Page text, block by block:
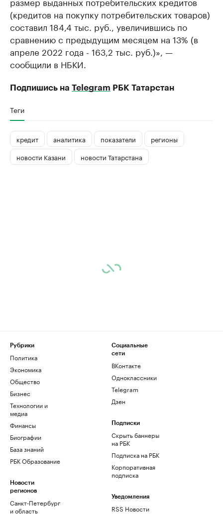
(кредитов на покупку потребительских товаров)
составил 184,4 тыс. руб., увеличившись по
сравнению с предыдущим месяцем на 13% (в
апреле 2022 года - 163,2 тыс. руб.)», —
сообщили в НБКИ.
Подпишись на Telegram РБК Татарстан
Теги
кредит аналитика показатели
регионы
новости Казани
новости Татарстана
Рубрики
Политика
Экономика
Общество
Бизнес
Технологии и
медиа
Финансы
Биографии
База знаний
РБК Образование
Новости
регионов
Санкт-Петербург
и область
Социальные
сети
ВКонтакте
Одноклассники
Telegram
Дзен
Подписки
Скрыть баннеры
на РБК
Подписка на РБК
Корпоративная
подписка
Уведомления
RSS Новости